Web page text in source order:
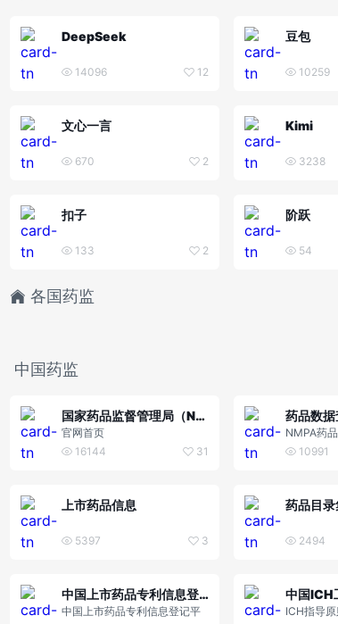
DeepSeek
14096 12
豆包
10259
文心一言
670 2
Kimi
3238
扣子
133 2
阶跃
54
各国药监
中国药监
国家药品监督管理局（NMPA）
官网首页
16144
31
药品数
NMPA药
10991
上市药品信息
5397 3
药品目录
2494
中国上市药品专利信息登记平台
中国上市药品专利信息登记平
中国ICH
ICH指导